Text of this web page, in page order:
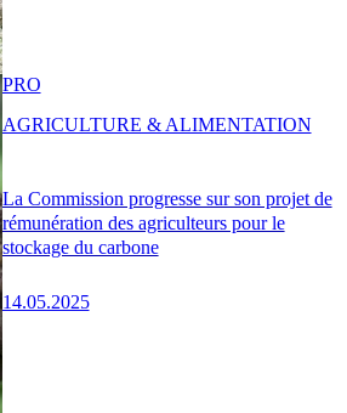
La Commission progresse sur son projet de
rémunération des agriculteurs pour le
stockage du carbone
14.05.2025
PRO
AGRICULTURE & ALIMENTATION